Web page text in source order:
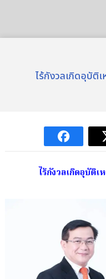
ไร้กังวลเกิดอุบัติ
ไร้กังวลเกิดอุบัติ